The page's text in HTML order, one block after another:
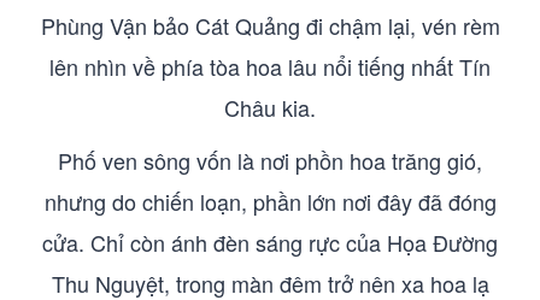
Phùng Vận bảo Cát Quảng đi chậm lại, vén rèm
lên nhìn về phía tòa hoa lâu nổi tiếng nhất Tín
Châu kia.
Phố ven sông vốn là nơi phồn hoa trăng gió,
nhưng do chiến loạn, phần lớn nơi đây đã đóng
cửa. Chỉ còn ánh đèn sáng rực của Họa Đường
Thu Nguyệt, trong màn đêm trở nên xa hoa lạ